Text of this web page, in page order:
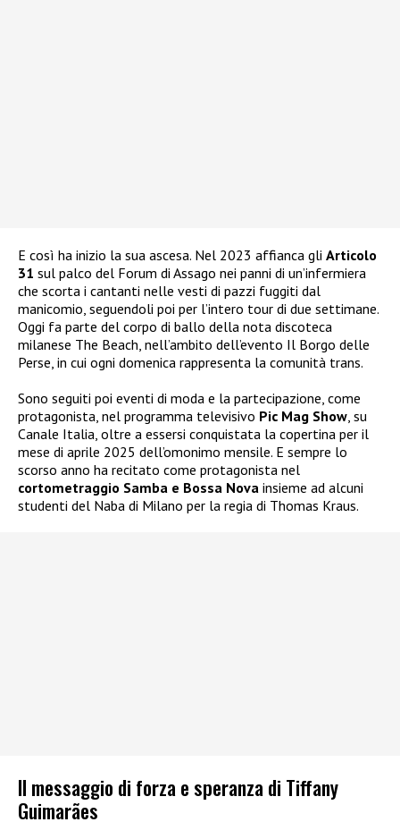
E così ha inizio la sua ascesa. Nel 2023 affianca gli Articolo
31 sul palco del Forum di Assago nei panni di un’infermiera
che scorta i cantanti nelle vesti di pazzi fuggiti dal
manicomio, seguendoli poi per l’intero tour di due settimane.
Oggi fa parte del corpo di ballo della nota discoteca
milanese The Beach, nell’ambito dell’evento Il Borgo delle
Perse, in cui ogni domenica rappresenta la comunità trans.
Sono seguiti poi eventi di moda e la partecipazione, come
protagonista, nel programma televisivo Pic Mag Show, su
Canale Italia, oltre a essersi conquistata la copertina per il
mese di aprile 2025 dell’omonimo mensile. E sempre lo
scorso anno ha recitato come protagonista nel
cortometraggio Samba e Bossa Nova insieme ad alcuni
studenti del Naba di Milano per la regia di Thomas Kraus.
Il messaggio di forza e speranza di Tiffany
Guimarães